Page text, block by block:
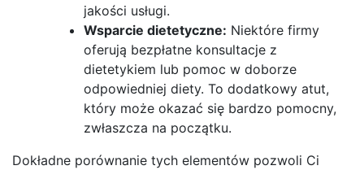
jakości usługi.
Wsparcie dietetyczne: Niektóre firmy
oferują bezpłatne konsultacje z
dietetykiem lub pomoc w doborze
odpowiedniej diety. To dodatkowy atut,
który może okazać się bardzo pomocny,
zwłaszcza na początku.
Dokładne porównanie tych elementów pozwoli Ci